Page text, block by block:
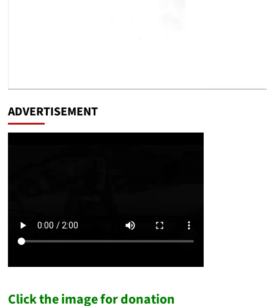
ADVERTISEMENT
Click the image for donation